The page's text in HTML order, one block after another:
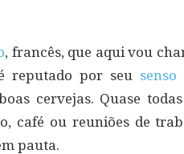
, francês, que aqui vou
reputado por seu
cervejas. Quase
café ou reuniões de
pauta.